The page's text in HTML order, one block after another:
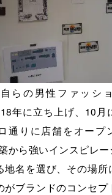
らの男性ファッシ
年に立ち上げ、10月
通りに店舗をオープ
から強いインスピレ
地名を選び、その場
がブランドのコンセプ